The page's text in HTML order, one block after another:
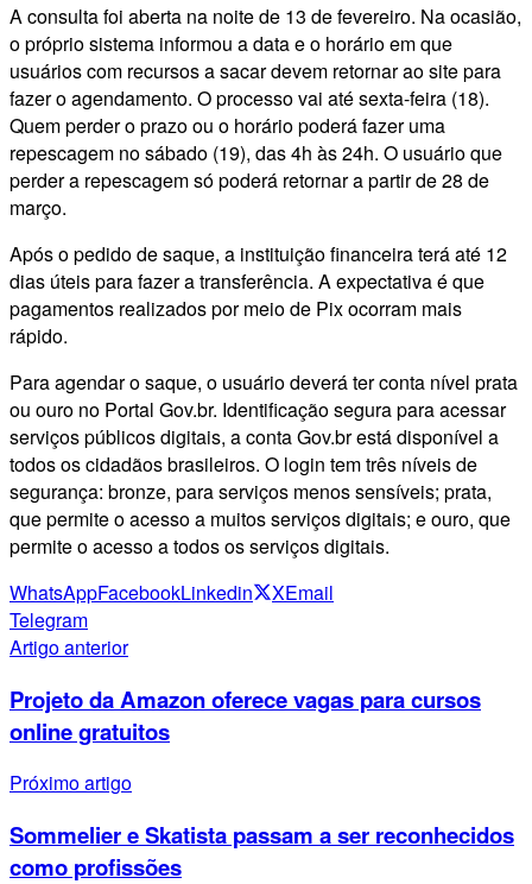
A consulta foi aberta na noite de 13 de fevereiro. Na ocasião,
o próprio sistema informou a data e o horário em que
usuários com recursos a sacar devem retornar ao site para
fazer o agendamento. O processo vai até sexta-feira (18).
Quem perder o prazo ou o horário poderá fazer uma
repescagem no sábado (19), das 4h às 24h. O usuário que
perder a repescagem só poderá retornar a partir de 28 de
março.
Após o pedido de saque, a instituição financeira terá até 12
dias úteis para fazer a transferência. A expectativa é que
pagamentos realizados por meio de Pix ocorram mais
rápido.
Para agendar o saque, o usuário deverá ter conta nível prata
ou ouro no Portal Gov.br. Identificação segura para acessar
serviços públicos digitais, a conta Gov.br está disponível a
todos os cidadãos brasileiros. O login tem três níveis de
segurança: bronze, para serviços menos sensíveis; prata,
que permite o acesso a muitos serviços digitais; e ouro, que
permite o acesso a todos os serviços digitais.
WhatsAppFacebookLinkedin XEmail
Telegram
Artigo anterior
Projeto da Amazon oferece vagas para cursos
online gratuitos
Próximo artigo
Sommelier e Skatista passam a ser reconhecidos
como profissões